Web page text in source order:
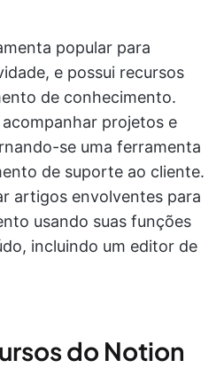
popular para
e possui recursos
de conhecimento.
projetos e
se uma ferramenta
de suporte ao cliente.
artigos envolventes para
usando suas funções
incluindo um editor de
do Notion